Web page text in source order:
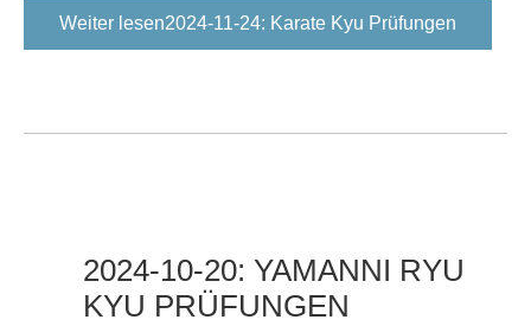
Weiter lesen2024-11-24: Karate Kyu Prüfungen
2024-10-20: YAMANNI RYU
KYU PRÜFUNGEN